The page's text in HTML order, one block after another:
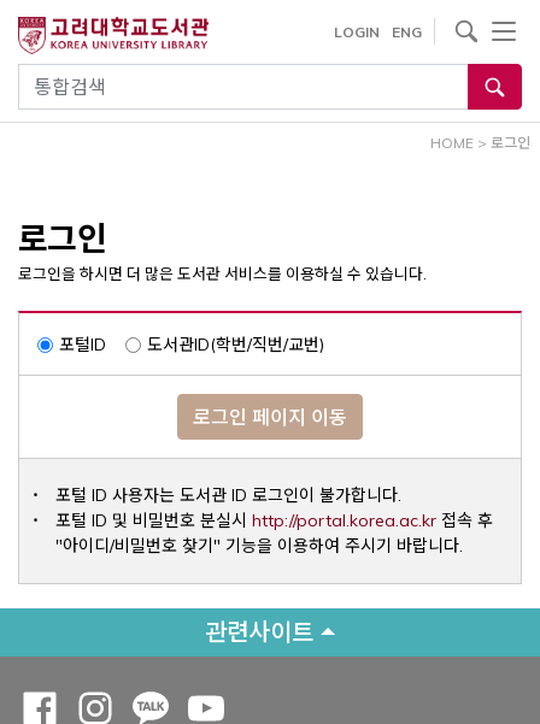
건
통합검색
LOGIN ENG
사이트내 검색
HOME > 로그인
로그인
로그인을 하시면 더 많은 도서관 서비스를 이용하실 수 있습니다.
포털ID 도서관ID(학번/직번/교번)
로그인 페이지 이동
포털 ID 사용자는 도서관 ID 로그인이 불가합니다.
포털 ID 및 비밀번호 분실시 http://portal.korea.ac.krOpens a
접속 후
"아이디/비밀번호 찾기" 기능을 이용하여 주시기 바랍니다.
관련사이트
Opens a new window
Opens a new window
Opens a new window